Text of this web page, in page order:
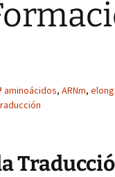
aminoácidos, ARNm,